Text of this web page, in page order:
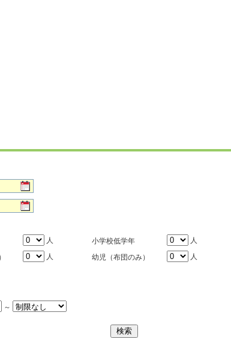
人 小学校低学年 人
人 幼児（布団のみ） 人
～